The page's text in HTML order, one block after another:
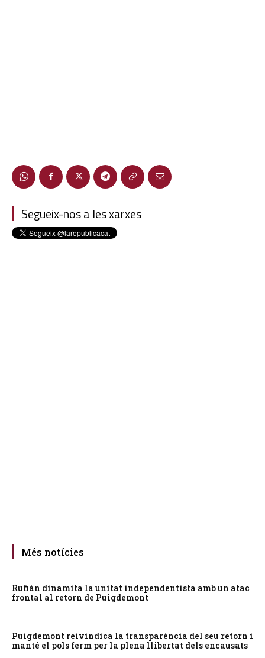
Segueix-nos a les xarxes
Més notícies
Rufián dinamita la unitat independentista amb un atac
frontal al retorn de Puigdemont
Puigdemont reivindica la transparència del seu retorn i
manté el pols ferm per la plena llibertat dels encausats